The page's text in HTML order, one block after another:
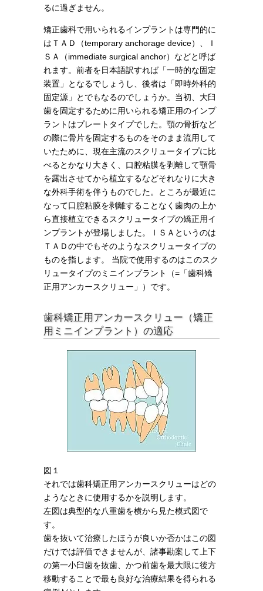
るに過ぎません。
矯正歯科で用いられるインプラントは専門的に
はＴＡＤ（temporary anchorage device）、Ｉ
ＳＡ（immediate surgical anchor）などと呼ば
れます。前者を日本語訳すれば「一時的な固定
装置」となるでしょうし、後者は「即時外科的
固定源」とでもなるのでしょうか。当初、大臼
歯を固定するために用いられる矯正用のインプ
ラントはプレートタイプでした。顎の骨折など
の際に骨片を固定するものをそのまま流用して
いたために、現在主流のスクリュータイプに比
べるとかなり大きく、口腔粘膜を剥離して顎骨
を露出させてから植立するなどそれなりに大き
な外科手術を伴うものでした。ところが最近に
なって口腔粘膜を剥離することなく歯肉の上か
ら直接植立できるスクリュータイプの矯正用イ
ンプラントが登場しました。ＩＳＡというのは
ＴＡＤの中でもそのようなスクリュータイプの
ものを指します。 当院で使用するのはこのスク
リュータイプのミニインプラント（=「歯科矯
正用アンカースクリュー」）です。
歯科矯正用アンカースクリュー（矯正
用ミニインプラント）の適応
図１
それでは歯科矯正用アンカースクリューはどの
ようなときに使用するかを説明します。
左図は典型的な八重歯を横から見た模式図で
す。
歯を抜いて治療したほうが良いか否かはこの図
だけでは評価できませんが、諸事勘案して上下
の第一小臼歯を抜歯、かつ前歯を最大限に後方
移動することで最も良好な治療結果を得られる